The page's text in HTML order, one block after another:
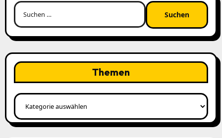
Suchen
nach:
Themen
Themen